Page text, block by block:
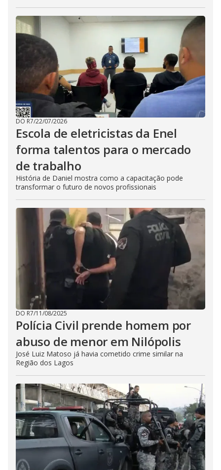
DO R7/22/07/2026
Escola de eletricistas da Enel
forma talentos para o mercado
de trabalho
História de Daniel mostra como a capacitação pode
transformar o futuro de novos profissionais
DO R7/11/08/2025
Polícia Civil prende homem por
abuso de menor em Nilópolis
José Luiz Matoso já havia cometido crime similar na
Região dos Lagos